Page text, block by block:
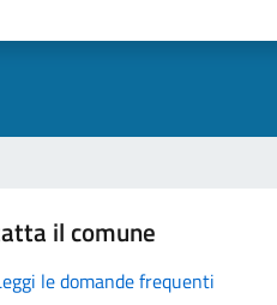
il comune
le domande frequenti